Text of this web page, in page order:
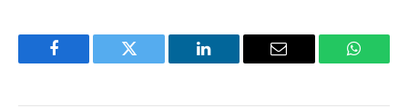
Facebook Twitter LinkedIn Email